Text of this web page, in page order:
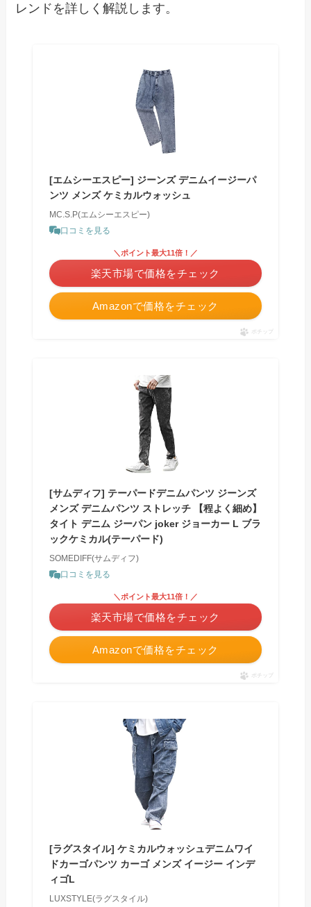
レンドを詳しく解説します。
[エムシーエスピー] ジーンズ デニムイージーパ
ンツ メンズ ケミカルウォッシュ
MC.S.P(エムシーエスピー)
口コミを見る
Amazonで価格をチェック
＼ポイント最大11倍！／
楽天市場で価格をチェック
ポチップ
[サムディフ] テーパードデニムパンツ ジーンズ
メンズ デニムパンツ ストレッチ 【程よく細め】
タイト デニム ジーパン joker ジョーカー L ブラ
ックケミカル(テーパード)
SOMEDIFF(サムディフ)
口コミを見る
Amazonで価格をチェック
＼ポイント最大11倍！／
楽天市場で価格をチェック
ポチップ
[ラグスタイル] ケミカルウォッシュデニムワイ
ドカーゴパンツ カーゴ メンズ イージー インデ
ィゴL
LUXSTYLE(ラグスタイル)